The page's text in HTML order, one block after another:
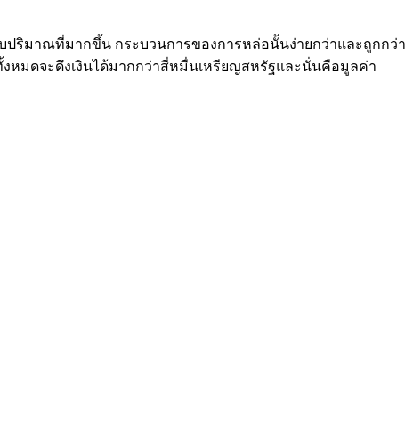
ริมาณที่มากขึ้น กระบวนการของการหล่อนั้นง่ายกว่าและถูกกว่า
หมดจะดึงเงินได้มากกว่าสี่หมื่นเหรียญสหรัฐและนั่นคือมูลค่า